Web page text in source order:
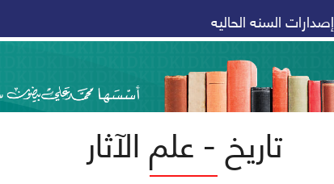
إصدارات السنه الحاليه
تاريخ - علم الآثار